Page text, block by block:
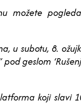
možete
u subotu, 8.
geslom
koji slavi